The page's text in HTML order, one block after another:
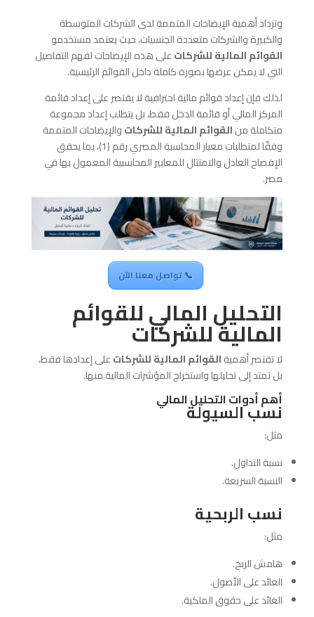
وتزداد أهمية الإيضاحات المتممة لدى الشركات المتوسطة
والكبيرة والشركات متعددة الجنسيات، حيث يعتمد مستخدمو
القوائم المالية للشركاتعلى هذه الإيضاحات لفهم التفاصيل
التي لا يمكن عرضها بصورة كاملة داخل القوائم الرئيسية.
لذلك فإن إعداد قوائم مالية احترافية لا يقتصر على إعداد قائمة
المركز المالي أو قائمة الدخل فقط، بل يتطلب إعداد مجموعة
متكاملة منالقوائم المالية للشركاتوالإيضاحات المتممة
وفقًا لمتطلبات معيار المحاسبة المصري رقم (1)، بما يحقق
الإفصاح العادل والامتثال للمعايير المحاسبية المعمول بها في
مصر.
📞 تواصل معنا الآن
التحليل المالي للقوائم
المالية للشركات
لا تقتصر أهميةالقوائم المالية للشركاتعلى إعدادها فقط،
بل تمتد إلى تحليلها واستخراج المؤشرات المالية منها.
أهم أدوات التحليل المالي
نسب السيولة
مثل:
نسبة التداول.
النسبة السريعة.
نسب الربحية
مثل:
هامش الربح.
العائد على الأصول.
العائد على حقوق الملكية.